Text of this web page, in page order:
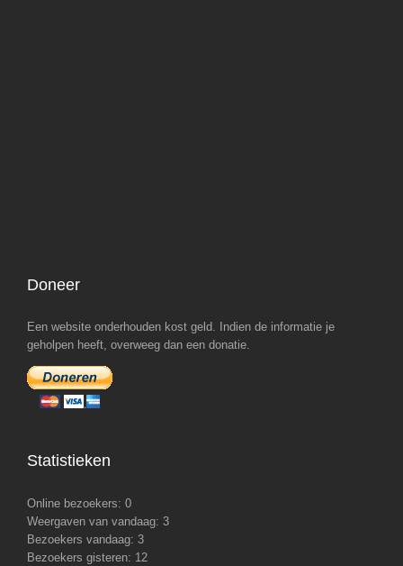
Doneer
Een website onderhouden kost geld. Indien de informatie je
geholpen heeft, overweeg dan een donatie.
Statistieken
Online bezoekers: 0
Weergaven van vandaag: 3
Bezoekers vandaag: 3
Bezoekers gisteren: 12